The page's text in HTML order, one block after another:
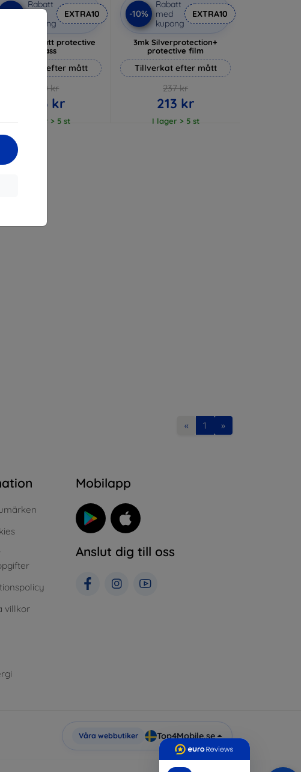
Rabatt
kupong
EXTRA10
3mk Pure Matt protective
glass
Tillverkat efter mått
170 kr
153 kr
I lager > 5 st
-10%
Rabatt
med
kupong
EXTRA10
3mk Silverprotection+
protective film
Tillverkat efter mått
237 kr
213 kr
I lager > 5 st
« 1 »
villkor
Mobilapp
Anslut dig till oss
Våra webbutiker Top4Mobile.se